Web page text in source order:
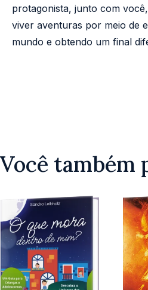
protagonista, junto com
viver aventuras por meio de
mundo e obtendo um final
Você também